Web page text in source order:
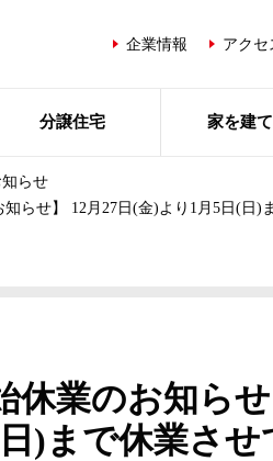
企業情報 アクセ
分譲住宅 家を建
知らせ
知らせ】 12月27日(金)より1月5日(日
休業のお知ら
)まで休業さ